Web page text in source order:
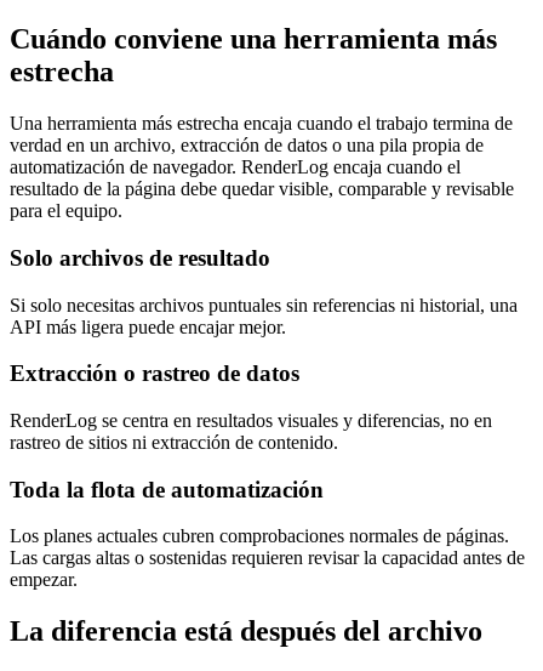
Cuándo conviene una herramienta más
estrecha
Una herramienta más estrecha encaja cuando el trabajo termina de
verdad en un archivo, extracción de datos o una pila propia de
automatización de navegador. RenderLog encaja cuando el
resultado de la página debe quedar visible, comparable y revisable
para el equipo.
Solo archivos de resultado
Si solo necesitas archivos puntuales sin referencias ni historial, una
API más ligera puede encajar mejor.
Extracción o rastreo de datos
RenderLog se centra en resultados visuales y diferencias, no en
rastreo de sitios ni extracción de contenido.
Toda la flota de automatización
Los planes actuales cubren comprobaciones normales de páginas.
Las cargas altas o sostenidas requieren revisar la capacidad antes de
empezar.
La diferencia está después del archivo